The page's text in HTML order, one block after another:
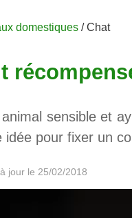
domestiques / Chat
sensible et
idée pour fixer un
jour le 25/02/2018